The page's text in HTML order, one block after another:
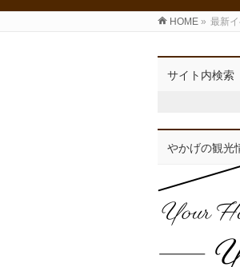
HOME » 最新
サイト内検索
やかげの観光